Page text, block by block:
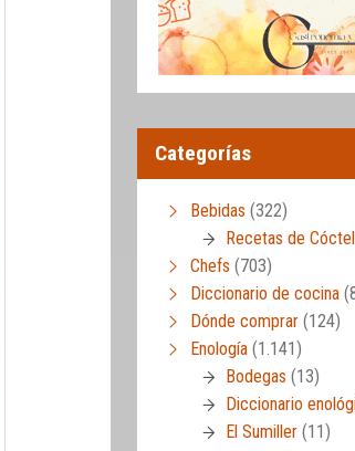
Categorías
Bebidas (322)
Recetas de
Chefs (703)
Diccionario de cocina
Dónde comprar (124)
Enología (1.141)
Bodegas (13)
Diccionario
El Sumiller (11)